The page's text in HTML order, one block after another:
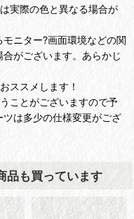
実際の色と異なる場合が
ニター?画面環境などの関
がございます。あらかじ
ススメします！
ことがございますので予
は多少の仕様変更がござ
品も買っています